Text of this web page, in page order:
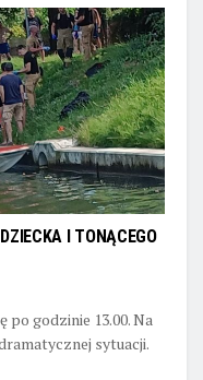
I TONĄCEGO
po godzinie 13.00. Na
sytuacji.